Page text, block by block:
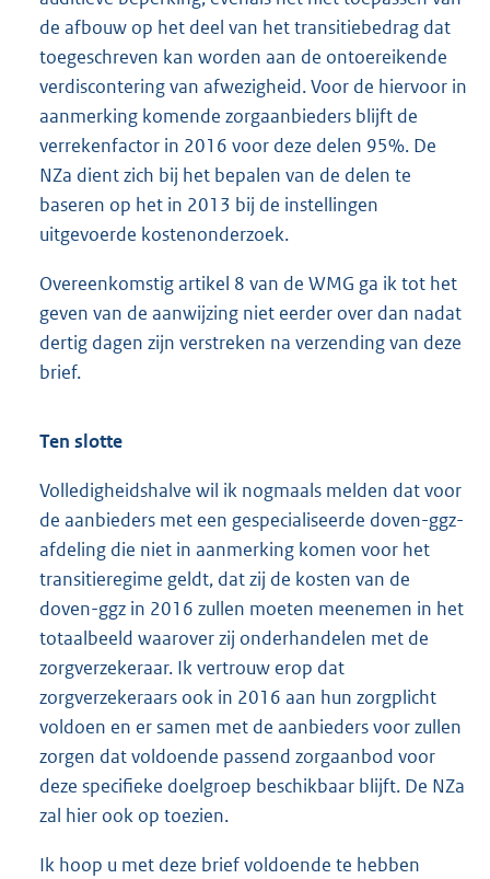
de afbouw op het deel van het transitiebedrag dat
toegeschreven kan worden aan de ontoereikende
verdiscontering van afwezigheid. Voor de hiervoor in
aanmerking komende zorgaanbieders blijft de
verrekenfactor in 2016 voor deze delen 95%. De
NZa dient zich bij het bepalen van de delen te
baseren op het in 2013 bij de instellingen
uitgevoerde kostenonderzoek.
Overeenkomstig artikel 8 van de WMG ga ik tot het
geven van de aanwijzing niet eerder over dan nadat
dertig dagen zijn verstreken na verzending van deze
brief.
Ten slotte
Volledigheidshalve wil ik nogmaals melden dat voor
de aanbieders met een gespecialiseerde doven-ggz-
afdeling die niet in aanmerking komen voor het
transitieregime geldt, dat zij de kosten van de
doven-ggz in 2016 zullen moeten meenemen in het
totaalbeeld waarover zij onderhandelen met de
zorgverzekeraar. Ik vertrouw erop dat
zorgverzekeraars ook in 2016 aan hun zorgplicht
voldoen en er samen met de aanbieders voor zullen
zorgen dat voldoende passend zorgaanbod voor
deze specifieke doelgroep beschikbaar blijft. De NZa
zal hier ook op toezien.
Ik hoop u met deze brief voldoende te hebben